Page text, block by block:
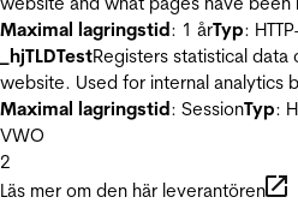
Maximal lagringstid: 1 årTyp:
_hjTLDTestRegisters statistical data
website. Used for internal analytics
Maximal lagringstid: SessionTyp:
VWO
2
Läs mer om den här leverantören